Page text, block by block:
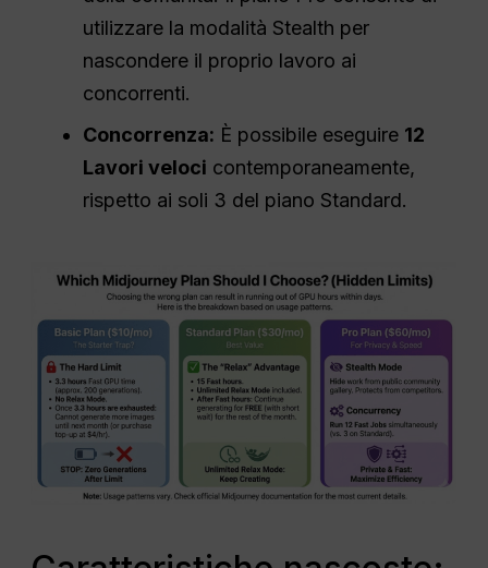
utilizzare la modalità Stealth per
nascondere il proprio lavoro ai
concorrenti.
Concorrenza: È possibile eseguire 12
Lavori veloci contemporaneamente,
rispetto ai soli 3 del piano Standard.